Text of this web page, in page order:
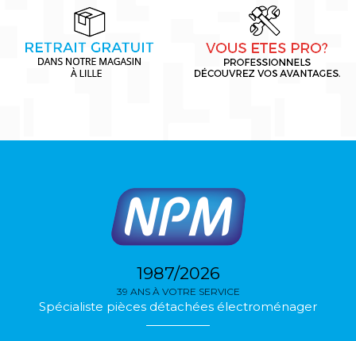
1987/2026
39 ANS À VOTRE SERVICE
Spécialiste pièces détachées électroménager